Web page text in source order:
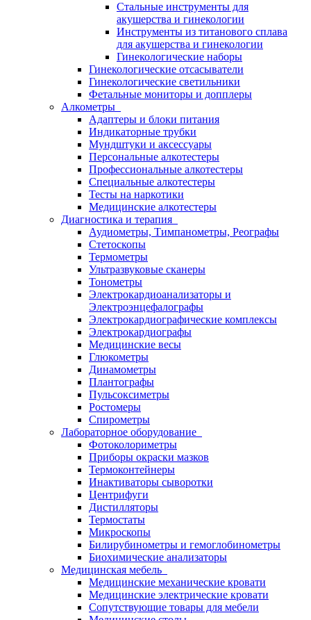
Стальные инструменты для
акушерства и гинекологии
Инструменты из титанового сплава
для акушерства и гинекологии
Гинекологические наборы
Гинекологические отсасыватели
Гинекологические светильники
Фетальные мониторы и допплеры
Алкометры
Адаптеры и блоки питания
Индикаторные трубки
Мундштуки и аксессуары
Персональные алкотестеры
Профессиональные алкотестеры
Специальные алкотестеры
Тесты на наркотики
Медицинские алкотестеры
Диагностика и терапия
Аудиометры, Тимпанометры, Реографы
Стетоскопы
Термометры
Ультразвуковые сканеры
Тонометры
Электрокардиоанализаторы и
Электроэнцефалографы
Электрокардиографические комплексы
Электрокардиографы
Медицинские весы
Глюкометры
Динамометры
Плантографы
Пульсоксиметры
Ростомеры
Спирометры
Лабораторное оборудование
Фотоколориметры
Приборы окраски мазков
Термоконтейнеры
Инактиваторы сыворотки
Центрифуги
Дистилляторы
Термостаты
Микроскопы
Билирубинометры и гемоглобинометры
Биохимические анализаторы
Медицинская мебель
Медицинские механические кровати
Медицинские электрические кровати
Сопутствующие товары для мебели